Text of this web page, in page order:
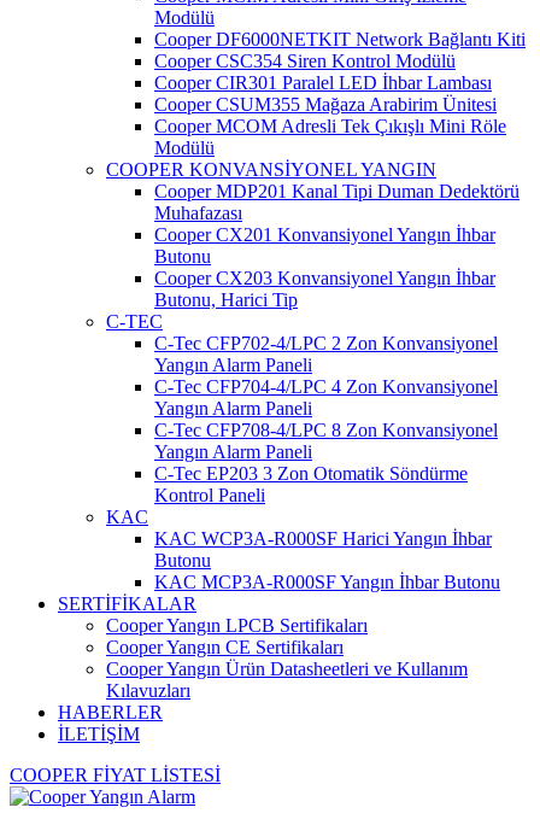
Modülü
Cooper DF6000NETKIT Network Bağlantı Kiti
Cooper CSC354 Siren Kontrol Modülü
Cooper CIR301 Paralel LED İhbar Lambası
Cooper CSUM355 Mağaza Arabirim Ünitesi
Cooper MCOM Adresli Tek Çıkışlı Mini Röle
Modülü
COOPER KONVANSİYONEL YANGIN
Cooper MDP201 Kanal Tipi Duman Dedektörü
Muhafazası
Cooper CX201 Konvansiyonel Yangın İhbar
Butonu
Cooper CX203 Konvansiyonel Yangın İhbar
Butonu, Harici Tip
C-TEC
C-Tec CFP702-4/LPC 2 Zon Konvansiyonel
Yangın Alarm Paneli
C-Tec CFP704-4/LPC 4 Zon Konvansiyonel
Yangın Alarm Paneli
C-Tec CFP708-4/LPC 8 Zon Konvansiyonel
Yangın Alarm Paneli
C-Tec EP203 3 Zon Otomatik Söndürme
Kontrol Paneli
KAC
KAC WCP3A-R000SF Harici Yangın İhbar
Butonu
KAC MCP3A-R000SF Yangın İhbar Butonu
SERTİFİKALAR
Cooper Yangın LPCB Sertifikaları
Cooper Yangın CE Sertifikaları
Cooper Yangın Ürün Datasheetleri ve Kullanım
Kılavuzları
HABERLER
İLETİŞİM
COOPER FİYAT LİSTESİ